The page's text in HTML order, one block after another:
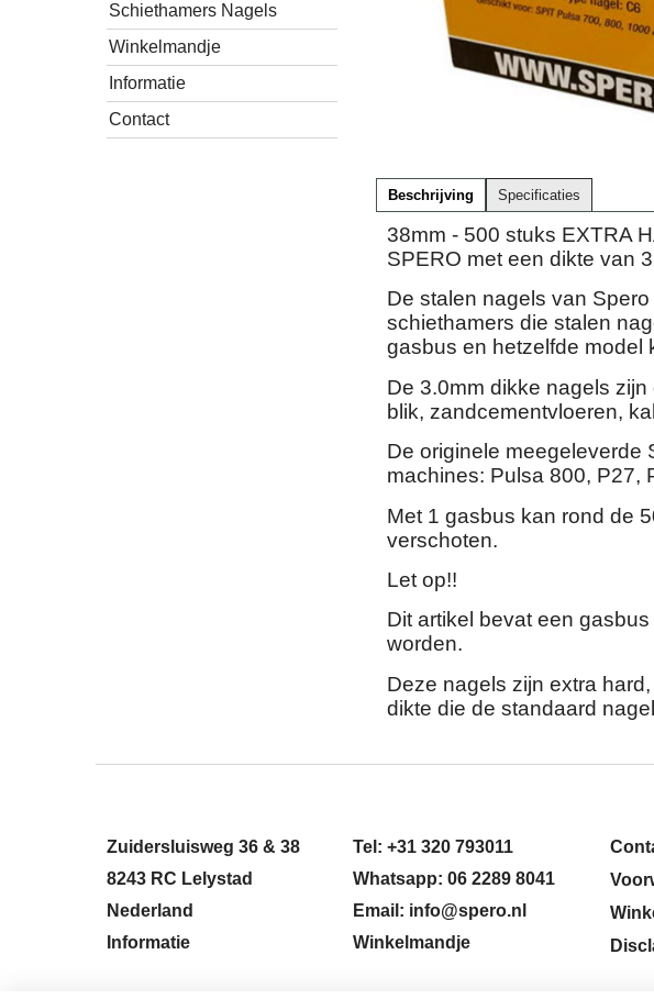
Schiethamers Nagels
Winkelmandje
Informatie
Contact
Beschrijving Specificaties
38mm - 500 stuks EXTRA
SPERO met een dikte van
De stalen nagels van
schiethamers die stalen
gasbus en hetzelfde model
De 3.0mm dikke nagels
blik, zandcementvloeren,
De originele meegeleverde
machines: Pulsa 800, P27,
Met 1 gasbus kan rond de
verschoten.
Let op!!
Dit artikel bevat een
worden.
Deze nagels zijn extra
dikte die de standaard
Zuidersluisweg 36 & 38
8243 RC Lelystad
Nederland
Informatie
Tel: +31 320 793011
Whatsapp: 06 2289 8041
Email: info@spero.nl
Winkelmandje